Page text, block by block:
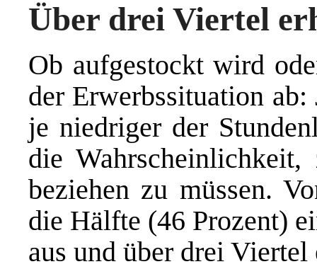
Über drei Viertel
Ob aufgestockt wird
der Erwerbssituation
je niedriger der
die
beziehen zu müssen.
die Hälfte (46 Prozent)
aus und über drei